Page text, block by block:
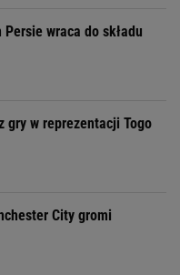
wraca do składu
gry w reprezentacji Togo
City gromi